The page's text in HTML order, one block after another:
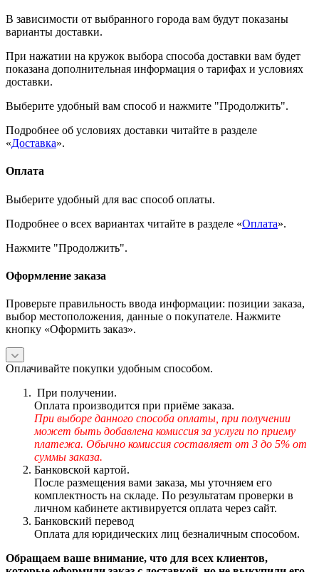
В зависимости от выбранного города вам будут показаны
варианты доставки.
При нажатии на кружок выбора способа доставки вам будет
показана дополнительная информация о тарифах и условиях
доставки.
Выберите удобный вам способ и нажмите "Продолжить".
Подробнее об условиях доставки читайте в разделе
«Доставка».
Оплата
Выберите удобный для вас способ оплаты.
Подробнее о всех вариантах читайте в разделе «Оплата».
Нажмите "Продолжить".
Оформление заказа
Проверьте правильность ввода информации: позиции заказа,
выбор местоположения, данные о покупателе. Нажмите
кнопку «Оформить заказ».
Оплачивайте покупки удобным способом.
При получении.
Оплата производится при приёме заказа.
При выборе данного способа оплаты, при получении
может быть добавлена комиссия за услуги по приему
платежа. Обычно комиссия составляет от 3 до 5% от
суммы заказа.
Банковской картой.
После размещения вами заказа, мы уточняем его
комплектность на складе. По результатам проверки в
личном кабинете активируется оплата через сайт.
Банковский перевод
Оплата для юридических лиц безналичным способом.
Обращаем ваше внимание, что для всех клиентов,